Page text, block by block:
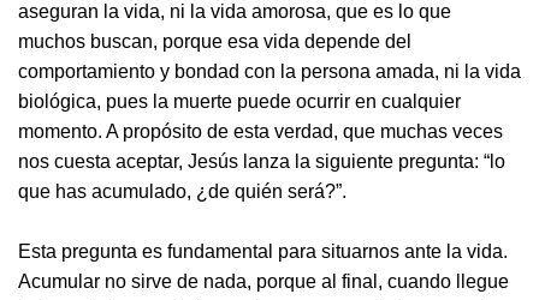
aseguran la vida, ni la vida amorosa, que es lo que
muchos buscan, porque esa vida depende del
comportamiento y bondad con la persona amada, ni la vida
biológica, pues la muerte puede ocurrir en cualquier
momento. A propósito de esta verdad, que muchas veces
nos cuesta aceptar, Jesús lanza la siguiente pregunta: “lo
que has acumulado, ¿de quién será?”.
Esta pregunta es fundamental para situarnos ante la vida.
Acumular no sirve de nada, porque al final, cuando llegue